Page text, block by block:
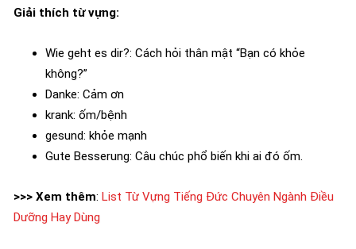
Giải thích từ vựng:
Wie geht es dir?: Cách hỏi thân mật “Bạn có khỏe
không?”
Danke: Cảm ơn
krank: ốm/bệnh
gesund: khỏe mạnh
Gute Besserung: Câu chúc phổ biến khi ai đó ốm.
>>> Xem thêm: List Từ Vựng Tiếng Đức Chuyên Ngành Điều
Dưỡng Hay Dùng